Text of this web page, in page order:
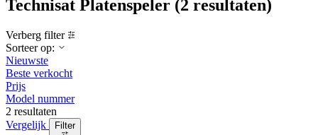
Technisat Platenspeler (2 resultaten)
Verberg filter
Sorteer op:
Nieuwste
Beste verkocht
Prijs
Model nummer
2 resultaten
Vergelijk
Filter